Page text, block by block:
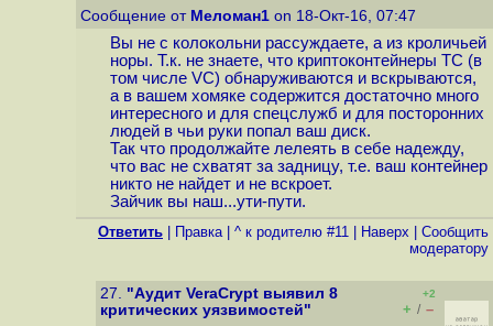
Сообщение от Меломан1 on 18-Окт-16, 07:47
Вы не с колокольни рассуждаете, а из кроличьей
норы. Т.к. не знаете, что криптоконтейнеры TC (в
том числе VC) обнаруживаются и вскрываются,
а в вашем хомяке содержится достаточно много
интересного и для спецслужб и для посторонних
людей в чьи руки попал ваш диск.
Так что продолжайте лелеять в себе надежду,
что вас не схватят за задницу, т.е. ваш контейнер
никто не найдет и не вскроет.
Зайчик вы наш...ути-пути.
Ответить Правка| ^ к родителю #11 Наверх
Cообщить
модератору
27. "Аудит VeraCrypt выявил 8
критических уязвимостей"
+2
+ / –